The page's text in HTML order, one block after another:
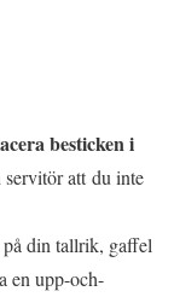
besticken i
att du inte
din tallrik, gaffel
en upp-och-